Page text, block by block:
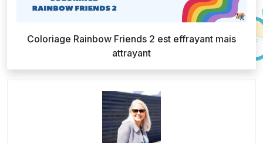
Coloriage Rainbow Friends 2 est effrayant mais
attrayant